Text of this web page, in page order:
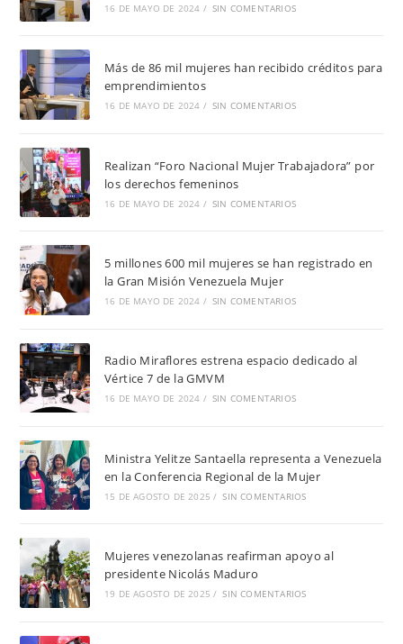
16 DE MAYO DE 2024 / SIN COMENTARIOS
Más de 86 mil mujeres han recibido créditos para
emprendimientos
16 DE MAYO DE 2024 / SIN COMENTARIOS
Realizan “Foro Nacional Mujer Trabajadora” por
los derechos femeninos
16 DE MAYO DE 2024 / SIN COMENTARIOS
5 millones 600 mil mujeres se han registrado en
la Gran Misión Venezuela Mujer
16 DE MAYO DE 2024 / SIN COMENTARIOS
Radio Miraflores estrena espacio dedicado al
Vértice 7 de la GMVM
16 DE MAYO DE 2024 / SIN COMENTARIOS
Ministra Yelitze Santaella representa a Venezuela
en la Conferencia Regional de la Mujer
15 DE AGOSTO DE 2025 / SIN COMENTARIOS
Mujeres venezolanas reafirman apoyo al
presidente Nicolás Maduro
19 DE AGOSTO DE 2025 / SIN COMENTARIOS